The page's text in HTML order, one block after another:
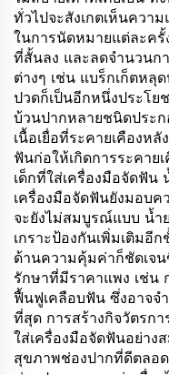
ทั่วไปจะสังเกตเห็นคว
ในการนัดหมายแต่ละครั้
ที่สั้นลง และลดจำนวน
ต่างๆ เช่น แบร็กเก็ตหลุ
ปวดก็เป็นอีกหนึ่งประโ
บ้วนปากหลายชนิดประ
เนื้อเยื่อที่ระคายเคืองห
ฟันก่อให้เกิดการระคาย
เด็กที่ใส่เครื่องมือจัดฟั
เครื่องมือจัดฟันยังมอบ
จะยังไม่สมบูรณ์แบบ น้
เกราะป้องกันเพิ่มเติมอี
ด้านความคุ้มค่าก็ชัดเจ
รักษาที่มีราคาแพง เช่น
ฟื้นฟูเคลือบฟัน ซึ่งอาจจ
ที่สุด การสร้างกิจวัตรก
ใส่เครื่องมือจัดฟันอย่าง
สุขภาพช่องปากที่ดีตลอ